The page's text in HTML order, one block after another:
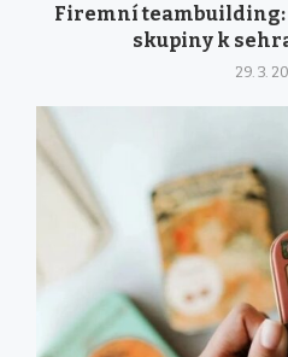
Firemní teambuilding:
skupiny k
29. 3.